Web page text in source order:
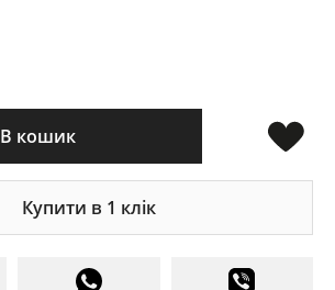
В кошик
Купити в 1 клік